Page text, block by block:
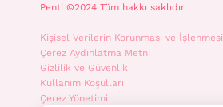
Penti ©2024 Tüm hakkı saklıdır.
Kişisel Verilerin Korunması ve İşlenmesi
Çerez Aydınlatma Metni
Gizlilik ve Güvenlik
Kullanım Koşulları
Çerez Yönetimi